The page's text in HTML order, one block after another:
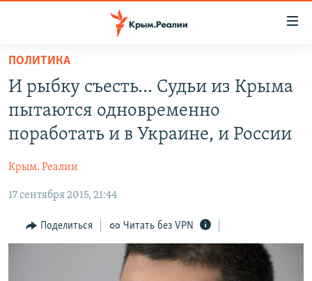
Вернуться
основному
содержанию
Вернутся
главной
навигации
Вернутся
поиску
НОВОСТИ
СПЕЦПРОЕКТЫ
ГРУЗ 200
ЕЩЕ
ИНТЕРАКТИВ
ИНФОГРАФИКА
ТЕЛЕПРОЕКТ КРЫМ.РЕАЛИИ
СОВЕТЫ ПРАВОЗАЩИТНИКОВ
РАДІО СВОБОДА
КАК ОБОЙТИ БЛОКИРОВКУ
ПОЛИТИКА
И рыбку съесть... Судьи из Крыма
пытаются одновременно
поработать и в Украине, и России
Крым. Реалии
17 сентября 2015, 21:44
Поделиться Читать без VPN